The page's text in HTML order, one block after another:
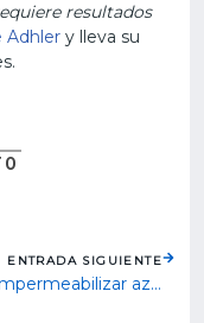
resultados
Adhler y lleva su
ENTRADA SIGUIENTE
Cómo impermeabilizar azoteas en temporada de lluvias